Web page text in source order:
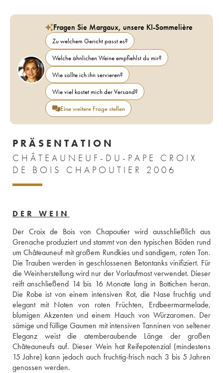
Fragen Sie Margaux, unsere KI-Sommelière
Zu welchem Gericht passt es?
Welche ähnlichen Weine empfiehlst du mir?
Wie sollte ich ihn servieren?
Wie viel kostet mich der Versand?
Eine weitere Frage stellen
PRÄSENTATION
CHÂTEAUNEUF-DU-PAPE CROIX
DE BOIS CHAPOUTIER 2006
DER WEIN
Der Croix de Bois von Chapoutier wird ausschließlich aus
Grenache produziert und stammt von den typischen Böden rund
um Châteauneuf mit großem Rundkies und sandigem, roten Ton.
Die Trauben werden in geschlossenen Betontanks vinifiziert. Für
die Weinherstellung wird nur der Vorlaufmost verwendet. Dieser
reift anschließend 14 bis 16 Monate lang in Bottichen heran.
Die Robe ist von einem intensiven Rot, die Nase fruchtig und
elegant mit Noten von roten Früchten, Erdbeermarmelade,
blumigen Akzenten und einem Hauch von Würzaromen. Der
sämige und füllige Gaumen mit intensiven Tanninen von seltener
Eleganz weist die atemberaubende Länge der großen
Châteauneufs auf. Dieser Wein hat Reifepotenzial (mindestens
15 Jahre) kann jedoch auch fruchtig-frisch nach 3 bis 5 Jahren
genossen werden.